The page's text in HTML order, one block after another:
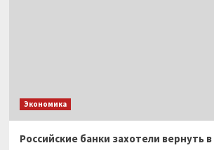
Экономика
Российские банки захотели вернуть в